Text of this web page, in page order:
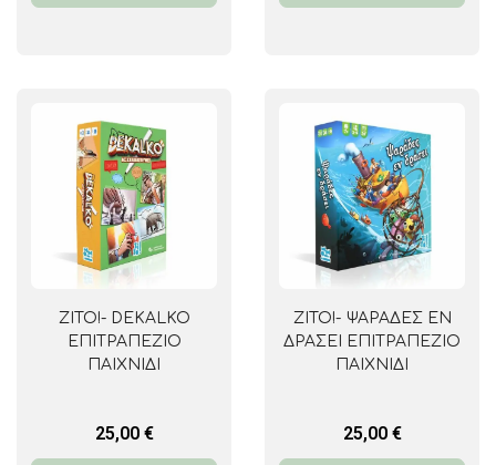
ZITO!- DEKALKO
ΕΠΙΤΡΑΠΕΖΙΟ
ΠΑΙΧΝΙΔΙ
25,00 €
ZITO!- ΨΑΡΑΔΕΣ ΕΝ
ΔΡΑΣΕΙ ΕΠΙΤΡΑΠΕΖΙΟ
ΠΑΙΧΝΙΔΙ
25,00 €